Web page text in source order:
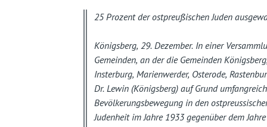
25 Prozent der ostpreußischen Juden
Königsberg, 29. Dezember. In einer
Gemeinden, an der die Gemeinden
Insterburg, Marienwerder, Osterode,
Dr. Lewin (Königsberg) auf Grund
Bevölkerungsbewegung in den
Judenheit im Jahre 1933 gegenüber dem